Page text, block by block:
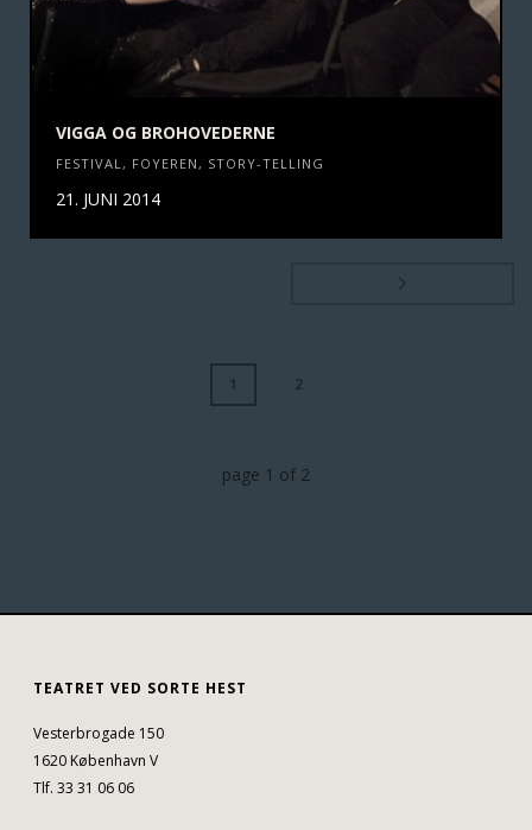
VIGGA OG BROHOVEDERNE
FESTIVAL , FOYEREN , STORY-TELLING
21. JUNI 2014
1 2
page 1 of 2
TEATRET VED SORTE HEST
Vesterbrogade 150
1620 København V
Tlf. 33 31 06 06